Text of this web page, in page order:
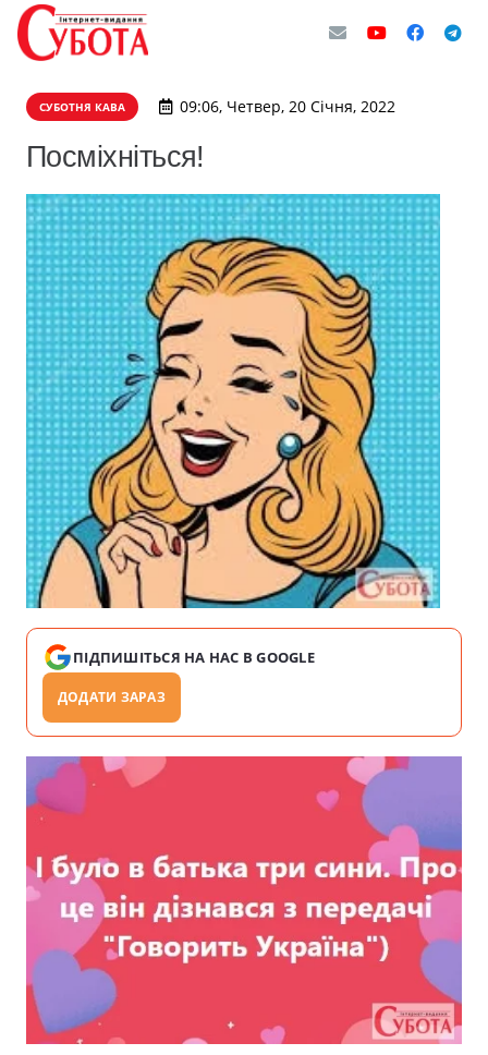
СУБОТНЯ КАВА 09:06, Четвер, 20 Січня, 2022
Посміхніться!
ПІДПИШІТЬСЯ НА НАС В GOOGLE
ДОДАТИ ЗАРАЗ